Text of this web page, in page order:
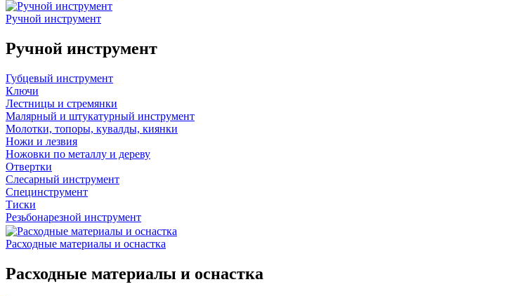
Ручной инструмент
Ручной инструмент
Губцевый инструмент
Ключи
Лестницы и стремянки
Малярный и штукатурный инструмент
Молотки, топоры, кувалды, киянки
Ножи и лезвия
Ножовки по металлу и дереву
Отвертки
Слесарный инструмент
Специнструмент
Тиски
Резьбонарезной инструмент
Расходные материалы и оснастка
Расходные материалы и оснастка